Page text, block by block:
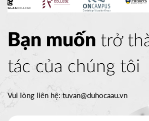
Bạn muốn trở
tác của chúng tôi
Vui lòng liên hệ:tuvan@duhocaau.vn